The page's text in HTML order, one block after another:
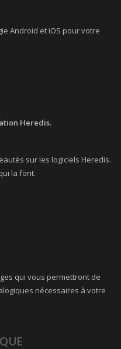
Android et iOS pour votre
Heredis.
sur les logiciels Heredis.
la font.
qui vous permettront de
nécessaires à votre